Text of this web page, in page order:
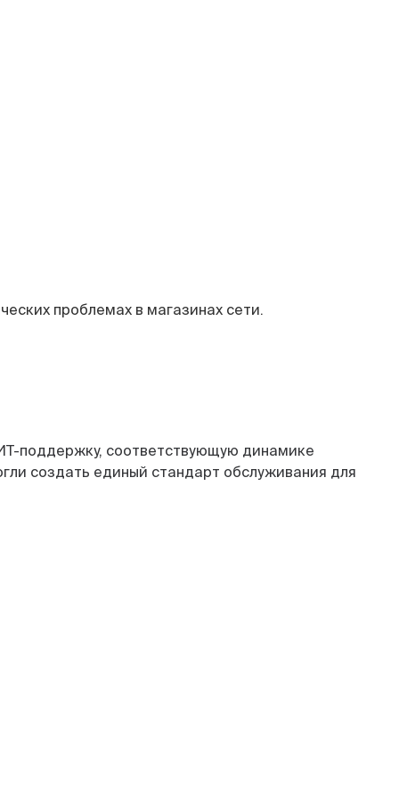
проблемах в магазинах сети.
поддержку, соответствующую динамике
создать единый стандарт обслуживания для